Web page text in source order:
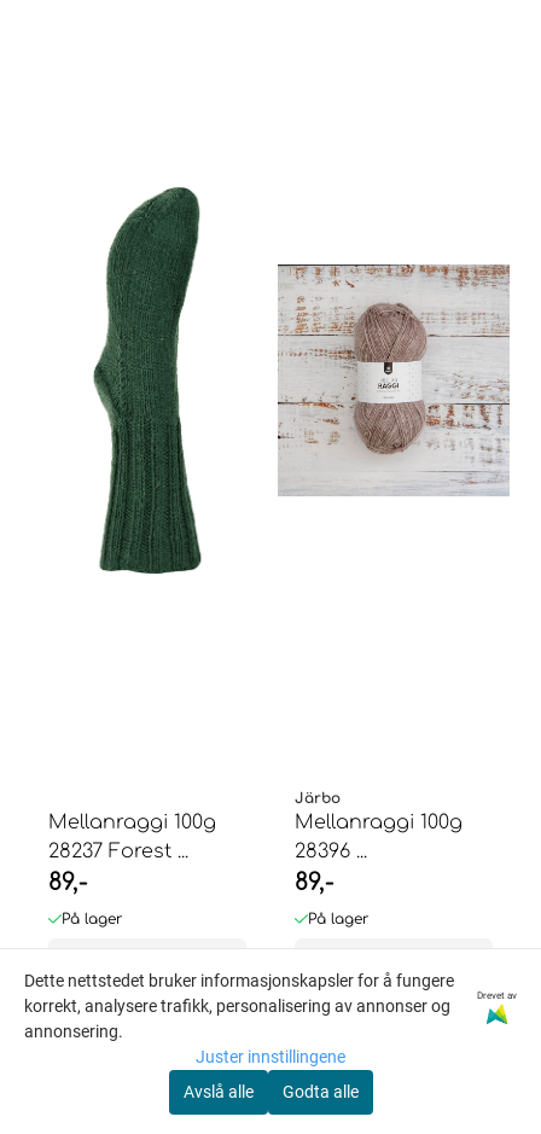
Mellanraggi 100g
28237 Forest ...
89,-
På lager
Järbo
Mellanraggi 100g
28396 ...
89,-
På lager
Dette nettstedet bruker informasjonskapsler for å fungere
korrekt, analysere trafikk, personalisering av annonser og
annonsering.
Drevet av
Juster innstillingene
Avslå alle
Godta alle